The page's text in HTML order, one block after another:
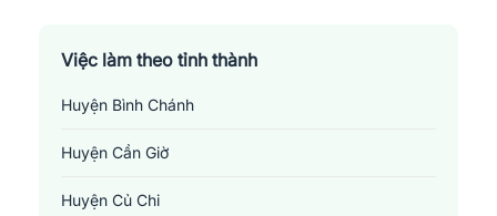
Việc làm theo tỉnh thành
Huyện Bình Chánh
Huyện Cần Giờ
Huyện Củ Chi